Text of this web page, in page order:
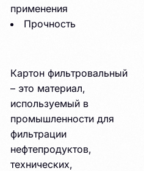
применения
Прочность
Картон фильтровальный
– это материал,
используемый в
промышленности для
фильтрации
нефтепродуктов,
технических,